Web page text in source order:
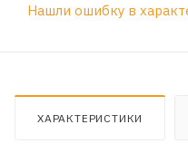
Нашли ошибку в
ХАРАКТЕРИСТИКИ